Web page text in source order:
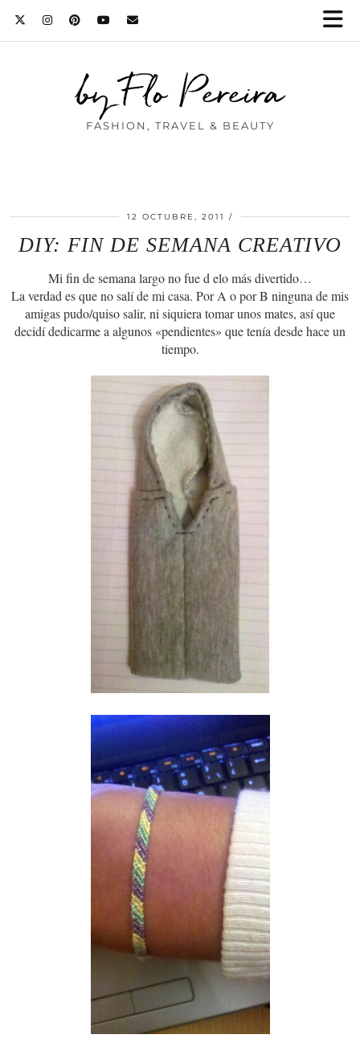
by Flo Pereira
FASHION, TRAVEL & BEAUTY
12 OCTUBRE, 2011
DIY: FIN DE SEMANA CREATIVO
Mi fin de semana largo no fue d elo más divertido…
La verdad es que no salí de mi casa. Por A o por B ninguna de mis
amigas pudo/quiso salir, ni siquiera tomar unos mates, así que
decidí dedicarme a algunos «pendientes» que tenía desde hace un
tiempo.